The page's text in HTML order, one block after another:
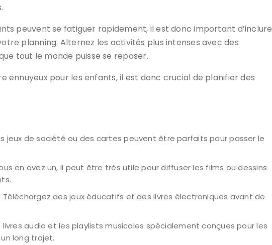
peuvent se fatiguer rapidement, il est donc important d’inclure
planning. Alternez les activités plus intenses avec des
tout le monde puisse se reposer.
ennuyeux pour les enfants, il est donc crucial de planifier des
jeux de société ou des cartes peuvent être parfaits pour passer le
en avez un, il peut être très utile pour diffuser les films ou dessins
des jeux éducatifs et des livres électroniques avant de
livres audio et les playlists musicales spécialement conçues pour les
long trajet.